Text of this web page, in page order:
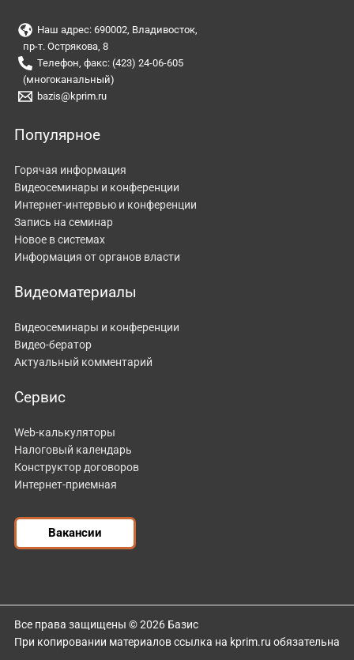
Наш адрес: 690002, Владивосток,
пр-т. Острякова, 8
Телефон, факс: (423) 24-06-605
(многоканальный)
bazis@kprim.ru
Популярное
Горячая информация
Видеосеминары и конференции
Интернет-интервью и конференции
Запись на семинар
Новое в системах
Информация от органов власти
Видеоматериалы
Видеосеминары и конференции
Видео-бератор
Актуальный комментарий
Сервис
Web-калькуляторы
Налоговый календарь
Конструктор договоров
Интернет-приемная
Вакансии
Все права защищены © 2026 Базис
При копировании материалов ссылка на kprim.ru обязательна